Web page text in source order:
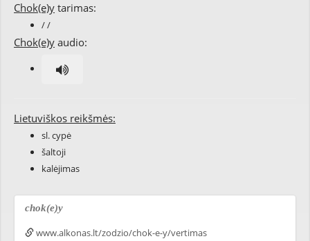
Chok(e)y tarimas:
/ /
Chok(e)y audio:
Lietuviškos reikšmės:
sl. cypė
šaltoji
kalėjimas
chok(e)y
www.alkonas.lt/zodzio/chok-e-y/vertimas